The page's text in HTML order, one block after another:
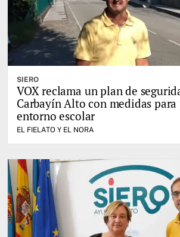
SIERO
VOX reclama un plan de
Carbayín Alto con medidas
entorno escolar
EL FIELATO Y EL NORA